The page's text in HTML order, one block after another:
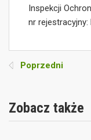
Inspekcji
nr
Poprzedni
Zobacz także